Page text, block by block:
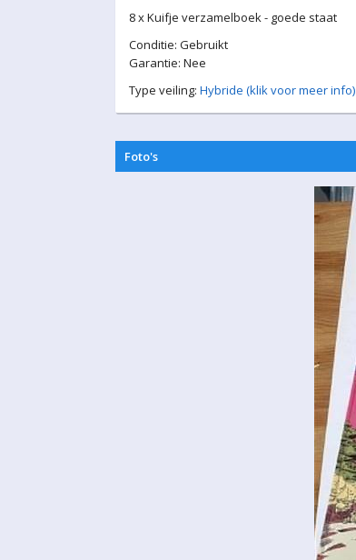
8 x Kuifje verzamelboek - goede staat
Conditie: Gebruikt
Garantie: Nee
Type veiling: Hybride (klik voor meer info)
Foto's